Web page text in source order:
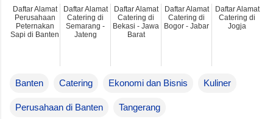
Banten Catering Ekonomi dan Bisnis Kuliner
Perusahaan di Banten Tangerang
Daftar Alamat
Perusahaan
Peternakan
Sapi di Banten
Daftar Alamat
Catering di
Semarang -
Jateng
Daftar Alamat
Catering di
Bekasi - Jawa
Barat
Daftar Alamat
Catering di
Bogor - Jabar
Daftar Alamat
Catering di
Jogja